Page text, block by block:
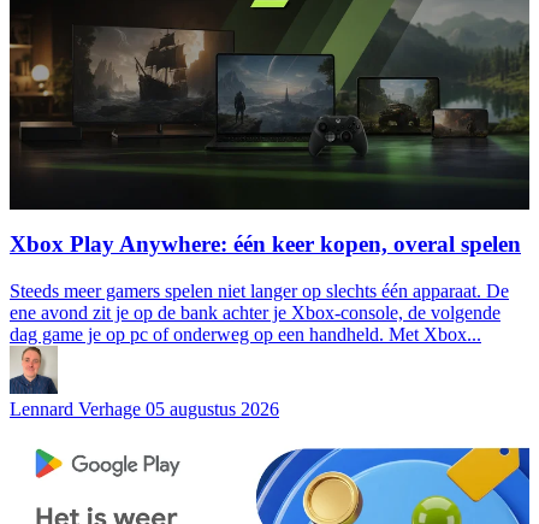
Xbox Play Anywhere: één keer kopen, overal spelen
Steeds meer gamers spelen niet langer op slechts één apparaat. De
ene avond zit je op de bank achter je Xbox-console, de volgende
dag game je op pc of onderweg op een handheld. Met Xbox...
Lennard Verhage 05 augustus 2026